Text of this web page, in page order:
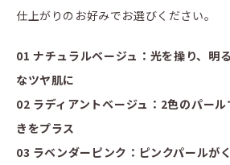
仕上がりのお好みでお選びください。
01 ナチュラルベージュ：光を操り、明
なツヤ肌に
02 ラディアントベージュ：2色のパー
きをプラス
03 ラベンダーピンク：ピンクパールが